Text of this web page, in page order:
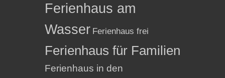
Ferienhaus am
Wasser Ferienhaus frei
Ferienhaus für Familien
Ferienhaus in den